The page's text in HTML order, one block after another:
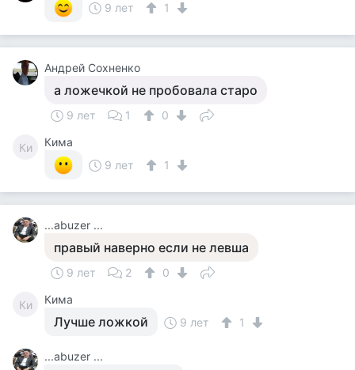
9 лет
1
Андрей Сохненко
а ложечкой не пробовала старо
9 лет 1 0
Ки
Кима
9 лет
1
...abuzer ...
правый наверно если не левша
9 лет 2 0
Ки Кима
Лучше ложкой 9 лет 1
...abuzer ...